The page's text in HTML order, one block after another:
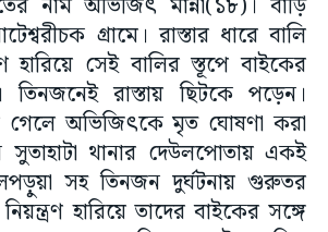
গ্রামে। রাস্তার ধারে বালি
হারিয়ে সেই বালির স্তূপে বাইকের
তিনজনেই রাস্তায় ছিটকে পড়েন।
গেলে অভিজিৎকে মৃত ঘোষণা করা
থানার দেউলপোতায় একই
সহ তিনজন দুর্ঘটনায় গুরুতর
হারিয়ে তাদের বাইকের সঙ্গে